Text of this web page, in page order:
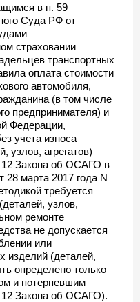
в п. 59
Суда РФ от
страховании
транспортных
оплата стоимости
автомобиля,
(в том числе
предпринимателя) и
Федерации,
учета износа
узлов, агрегатов)
12 Закона об ОСАГО в
28 марта 2017 года N
требуется
узлов,
ремонте
не допускается
или
изделий (деталей,
определено только
и потерпевшим
12 Закона об ОСАГО).